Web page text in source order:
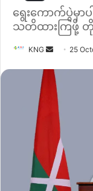
ရွေးကောက်ပွဲမှာ
သတိထားကြဖို့
KNG
Send
email
25